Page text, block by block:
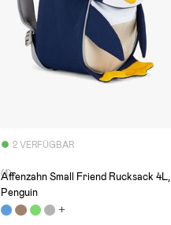
2 VERFÜGBAR
(1)
Affenzahn Small Friend Rucksack 4L,
Penguin